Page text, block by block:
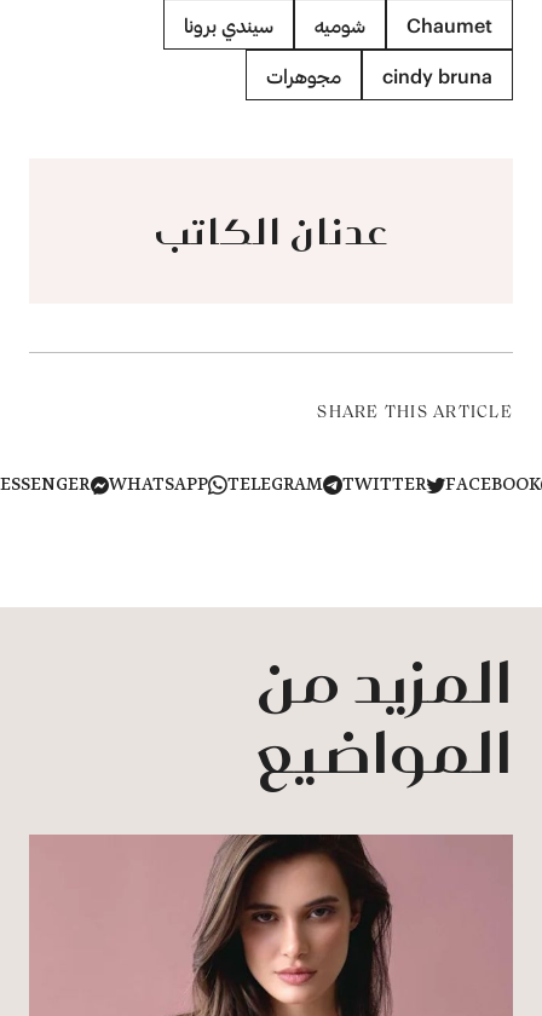
Chaumet شوميه سيندي برونا
cindy bruna مجوهرات
عدنان الكاتب
SHARE THIS ARTICLE
TWITTER
TELEGRAM
WHATSAPP
MESSENGER
المزيد من
المواضيع